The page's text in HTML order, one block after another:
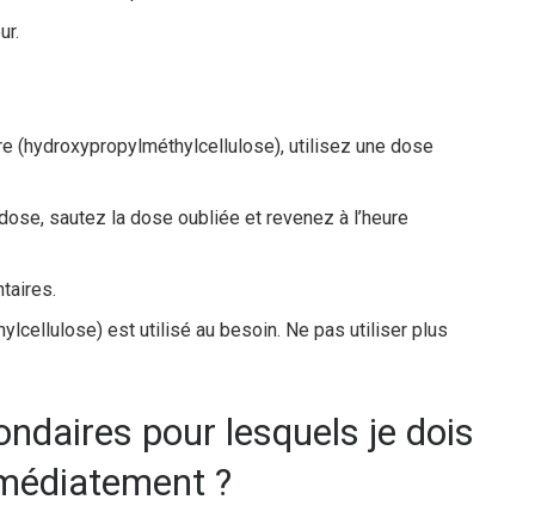
(hydroxypropylméthylcellulose), utilisez une dose
sautez la dose oubliée et revenez à l’heure
est utilisé au besoin. Ne pas utiliser plus
pour lesquels je dois
?